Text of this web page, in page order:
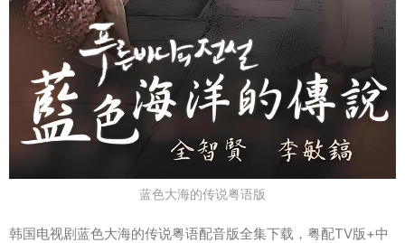
蓝色大海的传说粤语版
韩国电视剧蓝色大海的传说粤语配音版全集下载，粤配TV版+中